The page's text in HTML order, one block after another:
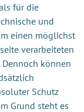
für die
und
einen möglichst
verarbeiteten
können
Schutz
Grund steht es